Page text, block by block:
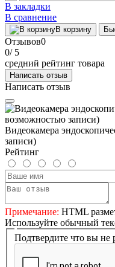
В закладки
В сравнение
В корзину
Отзывов0
0/ 5
средний рейтинг товара
Написать отзыв
Написать отзыв
Видеокамера
записи)
Рейтинг
Примечание: HTML
Используйте обычный
Подтвердите что вы не